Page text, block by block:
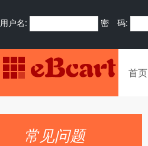
用户名: 密 码:
首页
常见问题